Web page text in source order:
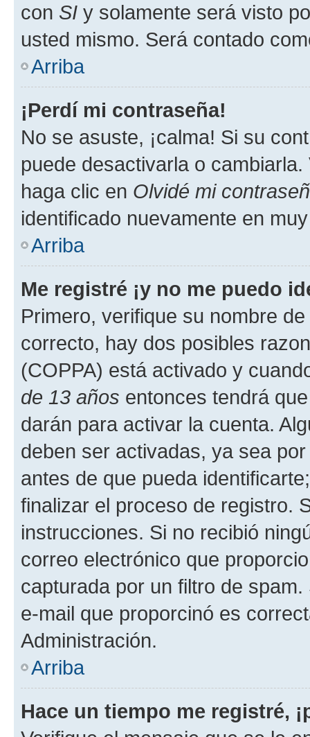
con SI y solamente será visto
usted mismo. Será contado
Arriba
¡Perdí mi contraseña!
No se asuste, ¡calma! Si su
puede desactivarla o
haga clic en Olvidé mi
identificado nuevamente en
Arriba
Me registré ¡y no me puedo
Primero, verifique su nombre
correcto, hay dos posibles
(COPPA) está activado y
de 13 años entonces tendrá
darán para activar la cuenta.
deben ser activadas, ya sea
antes de que pueda
finalizar el proceso de registro.
instrucciones. Si no recibió
correo electrónico que
capturada por un filtro de
e-mail que proporcinó es
Administración.
Arriba
Hace un tiempo me registré,